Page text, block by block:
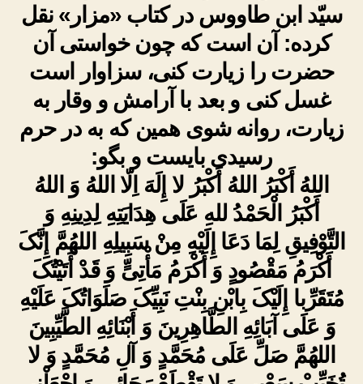
سیّد ابن طاووس در کتاب «مزار» نقل
کرده: آن است‏ که چون خواستى آن
حضرت را زیارت کنى، سزاوار است
غسل کنى و بعد با آرامش و وقار به
زیارت، روانه شوى‏ همین که به در حرم
رسیدى بایست و بگو:
اللهُ أَکْبَرُ اللهُ أَکْبَرُ لا إِلَهَ اِلّا اللهُ وَ اللهُ
أَکْبَرُ الْحَمْدُ للهِ عَلَى هِدَایَتِهِ لِدِینِهِ وَ
التَّوْفِیقِ لِمَا دَعَا إِلَیْهِ مِنْ سَبِیلِهِ اللهُمَّ إِنَّکَ
أَکْرَمُ مَقْصُودٍ وَ أَکْرَمُ مَأْتِیٍّ وَ قَدْ أَتَیْتُکَ
مُتَقَرِّبا إِلَیْکَ بِابْنِ بِنْتِ نَبِیِّکَ صَلَوَاتُکَ عَلَیْهِ
وَ عَلَى آبَائِهِ الطَّاهِرِینَ وَ أَبْنَائِهِ الطَّیِّبِینَ
اللهُمَّ صَلِّ عَلَى مُحَمَّدٍ وَ آلِ مُحَمَّدٍ وَ لا